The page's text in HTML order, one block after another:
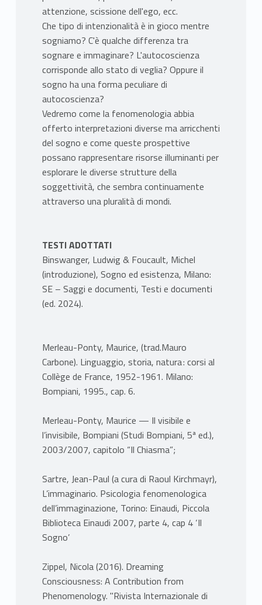
attenzione, scissione dell'ego, ecc.
Che tipo di intenzionalità è in gioco mentre
sogniamo? C'è qualche differenza tra
sognare e immaginare? L'autocoscienza
corrisponde allo stato di veglia? Oppure il
sogno ha una forma peculiare di
autocoscienza?
Vedremo come la fenomenologia abbia
offerto interpretazioni diverse ma arricchenti
del sogno e come queste prospettive
possano rappresentare risorse illuminanti per
esplorare le diverse strutture della
soggettività, che sembra continuamente
attraverso una pluralità di mondi.
TESTI ADOTTATI
Binswanger, Ludwig & Foucault, Michel
(introduzione), Sogno ed esistenza, Milano:
SE – Saggi e documenti, Testi e documenti
(ed. 2024).
Merleau-Ponty, Maurice, (trad.Mauro
Carbone). Linguaggio, storia, natura : corsi al
Collège de France, 1952-1961. Milano:
Bompiani, 1995., cap. 6.
Merleau-Ponty, Maurice — Il visibile e
l’invisibile, Bompiani (Studi Bompiani, 5ª ed.),
2003/2007, capitolo “Il Chiasma”;
Sartre, Jean-Paul (a cura di Raoul Kirchmayr),
L’immaginario. Psicologia fenomenologica
dell’immaginazione, Torino: Einaudi, Piccola
Biblioteca Einaudi 2007, parte 4, cap 4 ‘Il
Sogno’
Zippel, Nicola (2016). Dreaming
Consciousness: A Contribution from
Phenomenology. "Rivista Internazionale di